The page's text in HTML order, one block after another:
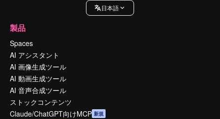
日本語
製品
Spaces
AI アシスタント
AI 画像生成ツール
AI 動画生成ツール
AI 音声合成ツール
ストックコンテンツ
Claude/ChatGPT向けMCP 新規